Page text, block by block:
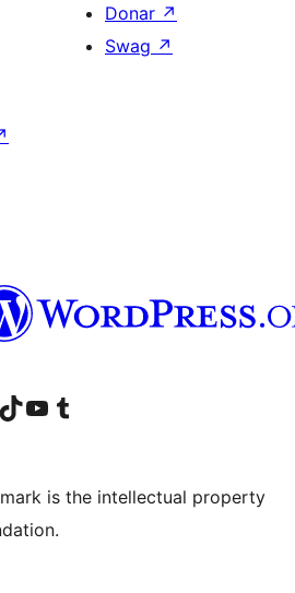
Donar ↗
Swag ↗
de Instagram
cuenta de LinkedIn
Visita nuestra cuenta de TikTok
Visita nuestro canal de YouTube
Visita nuestra cuenta de Tumblr
is the intellectual property